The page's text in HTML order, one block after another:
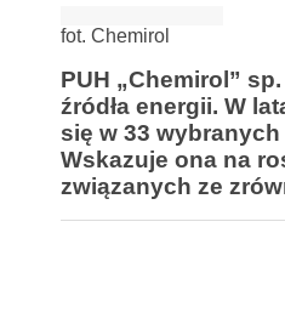
fot. Chemirol
PUH „Chemirol”
źródła energii. W
się w 33
Wskazuje ona na
związanych ze